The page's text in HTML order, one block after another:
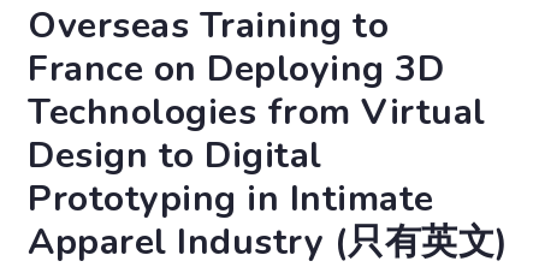
Overseas Training to
France on Deploying 3D
Technologies from Virtual
Design to Digital
Prototyping in Intimate
Apparel Industry (只有英文)